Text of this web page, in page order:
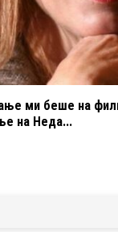
ми беше на
на Неда...